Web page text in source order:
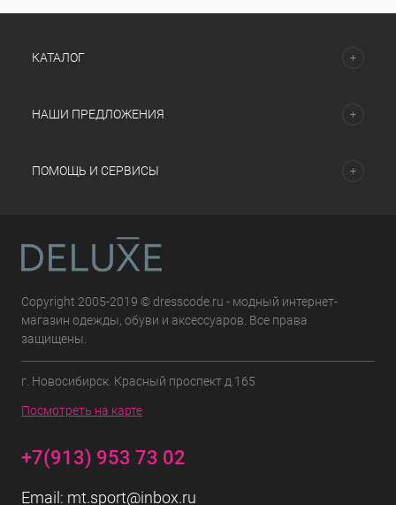
КАТАЛОГ
НАШИ ПРЕДЛОЖЕНИЯ
ПОМОЩЬ И СЕРВИСЫ
Copyright 2005-2019 © dresscode.ru - модный интернет-
магазин одежды, обуви и аксессуаров. Все права
защищены.
г. Новосибирск. Красный проспект д.165
Посмотреть на карте
+7(913) 953 73 02
Email: mt.sport@inbox.ru